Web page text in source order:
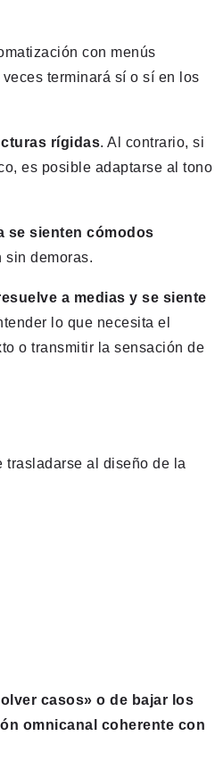
con menús
terminará sí o sí en los
rígidas. Al contrario, si
es posible adaptarse al tono
se sienten cómodos
sin demoras.
a medias y se siente
lo que necesita el
o transmitir la sensación de
trasladarse al diseño de la
casos» o de bajar los
omnicanal coherente con